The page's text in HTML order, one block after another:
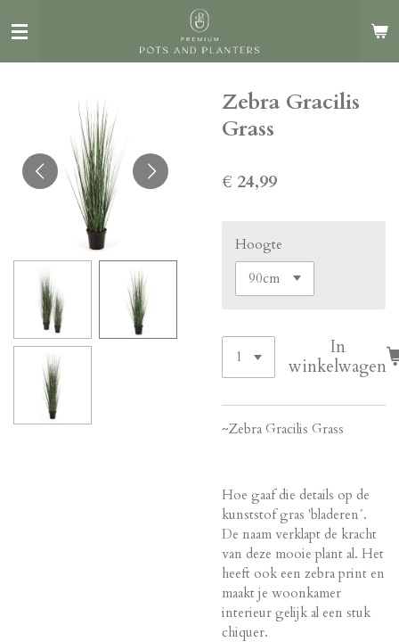
direct
Zebra Gracilis
Grass
€ 24,99
Hoogte
In
winkelwagen
~Zebra Gracilis Grass
Hoe gaaf die details op de
kunststof gras 'bladeren´.
De naam verklapt de kracht
van deze mooie plant al. Het
heeft ook een zebra print en
maakt je woonkamer
interieur gelijk al een stuk
chiquer.